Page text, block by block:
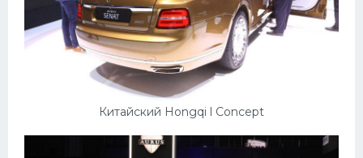
Китайский Hongqi l Concept